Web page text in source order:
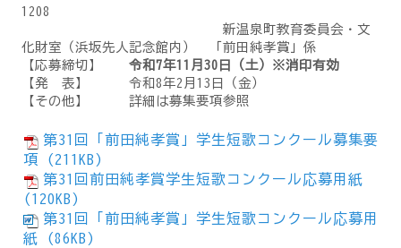
1208
新温泉町教育委員会・文
化財室（浜坂先人記念館内） 「前田純孝賞」係
【応募締切】 令和7年11月30日（土）※消印有効
【発 表】 令和8年2月13日（金）
【その他】 詳細は募集要項参照
第31回「前田純孝賞」学生短歌コンクール募集要
項 (211KB)
第31回前田純孝賞学生短歌コンクール応募用紙
(120KB)
第31回「前田純孝賞」学生短歌コンクール応募用
紙 (86KB)